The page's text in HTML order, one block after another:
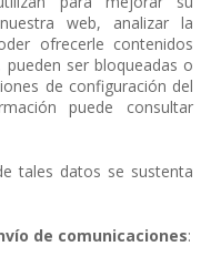
web, analizar la
ofrecerle contenidos
pueden ser bloqueadas o
de configuración del
puede consultar
tales datos se sustenta
de comunicaciones: